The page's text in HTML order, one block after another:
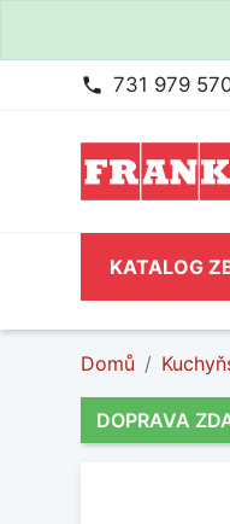
phone 731 979
KATALOG
Domů
DOPRAVA